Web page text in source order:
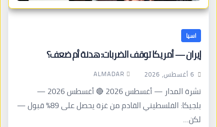
اسيا
إيران — أمريكا توقف الضربات: هدنة أم ضعف؟
6 أغسطس، 2026 ALMADAR
نشرة المدار — أغسطس 2026 🔴 أغسطس 2026 —
بلجيكا: الفلسطيني القادم من غزة يحصل على 89% قبول —
لكن…